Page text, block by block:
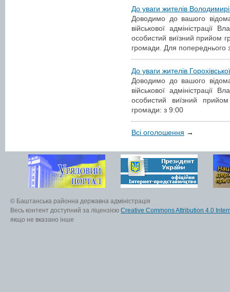
До уваги жителів
Доводимо до вашого
військової
особистий виїзний прийом
громади. Для попереднього
До уваги жителів
Доводимо до вашого
військової
особистий виїзний
громади: з 9:00
Всі оголошення →
© Баштанська районна державна адміністрація
Весь контент доступний за ліцензією Creative Commons Attribution 4.0
якщо не вказано інше